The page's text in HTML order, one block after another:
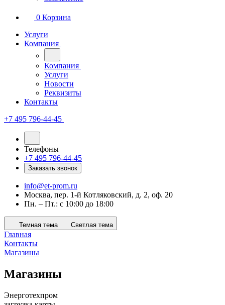
0 Корзина
Услуги
Компания
Компания
Услуги
Новости
Реквизиты
Контакты
+7 495 796-44-45
Телефоны
+7 495 796-44-45
Заказать звонок
info@et-prom.ru
Москва, пер. 1-й Котляковский, д. 2, оф. 20
Пн. – Пт.: с 10:00 до 18:00
Темная тема Светлая тема
Главная
Контакты
Магазины
Магазины
Энерготехпром